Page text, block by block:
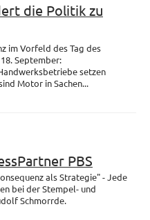
die Politik zu
im Vorfeld des Tag des
September:
setzen
Motor in Sachen...
PBS
als Strategie" - Jede
bei der Stempel- und
Schmorrde.